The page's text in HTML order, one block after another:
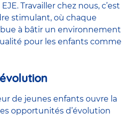
Travailler chez nous, c’est
stimulant, où chaque
à bâtir un environnement
pour les enfants comme
de jeunes enfants ouvre la
opportunités d’évolution